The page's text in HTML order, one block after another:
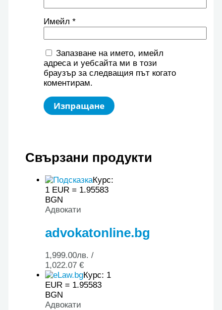
Имейл *
Запазване на името, имейл
адреса и уебсайта ми в този
браузър за следващия път когато
коментирам.
Свързани продукти
Курс:
1 EUR = 1.95583
BGN
Адвокати
advokatonline.bg
1,999.00лв. /
1,022.07 €
Курс: 1
EUR = 1.95583
BGN
Адвокати